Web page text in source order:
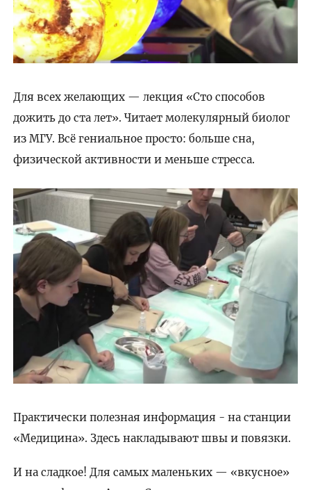
Для всех желающих — лекция «Сто способов
дожить до ста лет». Читает молекулярный биолог
из МГУ. Всё гениальное просто: больше сна,
физической активности и меньше стресса.
Практически полезная информация - на станции
«Медицина». Здесь накладывают швы и повязки.
И на сладкое! Для самых маленьких — «вкусное»